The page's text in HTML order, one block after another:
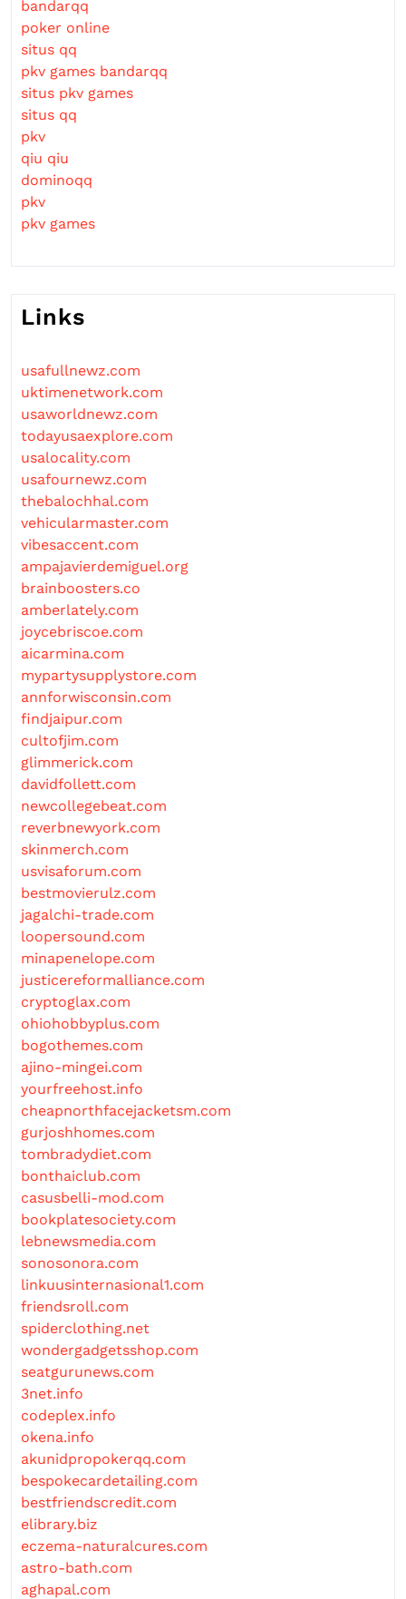
bandarqq
poker online
situs qq
pkv games bandarqq
situs pkv games
situs qq
pkv
qiu qiu
dominoqq
pkv
pkv games
Links
usafullnewz.com
uktimenetwork.com
usaworldnewz.com
todayusaexplore.com
usalocality.com
usafournewz.com
thebalochhal.com
vehicularmaster.com
vibesaccent.com
ampajavierdemiguel.org
brainboosters.co
amberlately.com
joycebriscoe.com
aicarmina.com
mypartysupplystore.com
annforwisconsin.com
findjaipur.com
cultofjim.com
glimmerick.com
davidfollett.com
newcollegebeat.com
reverbnewyork.com
skinmerch.com
usvisaforum.com
bestmovierulz.com
jagalchi-trade.com
loopersound.com
minapenelope.com
justicereformalliance.com
cryptoglax.com
ohiohobbyplus.com
bogothemes.com
ajino-mingei.com
yourfreehost.info
cheapnorthfacejacketsm.com
gurjoshhomes.com
tombradydiet.com
bonthaiclub.com
casusbelli-mod.com
bookplatesociety.com
lebnewsmedia.com
sonosonora.com
linkuusinternasional1.com
friendsroll.com
spiderclothing.net
wondergadgetsshop.com
seatgurunews.com
3net.info
codeplex.info
okena.info
akunidpropokerqq.com
bespokecardetailing.com
bestfriendscredit.com
elibrary.biz
eczema-naturalcures.com
astro-bath.com
aghapal.com